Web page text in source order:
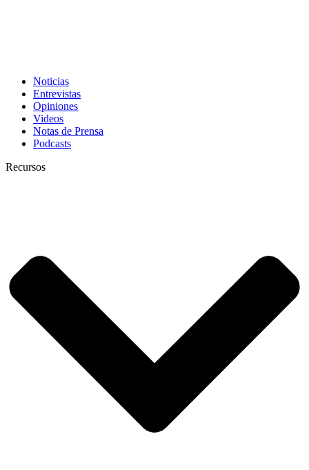
Noticias
Entrevistas
Opiniones
Videos
Notas de Prensa
Podcasts
Recursos